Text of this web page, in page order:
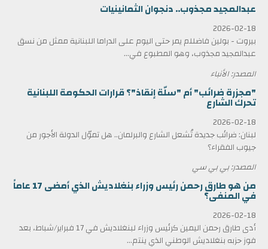
عبدالمجيد مجذوب.. دنجوان الثمانينيات
2026-02-18
بيروت - بولين فاضللم يمر حتى اليوم على الدراما اللبنانية ممثل من نسق
عبدالمجيد مجذوب، وهو المطبوع في...
المصدر: الأنباء
"مجزرة ضرائب" أم "سلّة إنقاذ"؟ قرارات الحكومة اللبنانية
تحرك الشارع
2026-02-18
لبنان: ضرائب جديدة تُشعل الشارع والبرلمان.. هل تموّل الدولة الأجور من
جيوب الفقراء؟
المصدر: بي بي سي
من هو طارق رحمن رئيس وزراء بنغلاديش الذي أمضى 17 عاماً
في المنفى؟
2026-02-18
أدى طارق رحمن اليمين كرئيس وزراء لبنغلاديش في 17 فبراير/شباط، بعد
فوز حزبه بنغلاديش الوطني الذي ينتم...